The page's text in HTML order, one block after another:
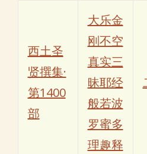
西土圣
贤撰集·
第1400
部
大乐金
刚不空
真实三
昧耶经
般若波
罗蜜多
理趣释